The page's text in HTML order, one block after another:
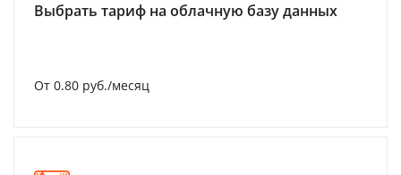
Выбрать тариф на облачную базу данных
От 0.80 руб./месяц